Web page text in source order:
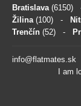
Bratislava (6150)
Žilina (100) -
Trenčín (52) -
info@flatmates.sk
I am